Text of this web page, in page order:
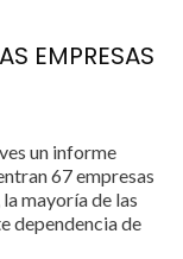
EMPRESAS
un informe
67 empresas
mayoría de las
dependencia de